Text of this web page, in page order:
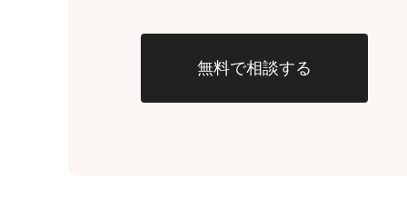
無料で相談する